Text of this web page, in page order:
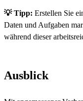
💡 Tipp: Erstellen Sie
Daten und Aufgaben
während dieser
Ausblick